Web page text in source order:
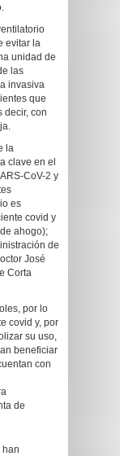
evitar la
unidad de
las
invasiva
que
decir, con
la
clave en el
CoV-2 y
es
covid y
ahogo);
de
José
Corta
por lo
covid y, por
su uso,
beneficiar
con
de
han